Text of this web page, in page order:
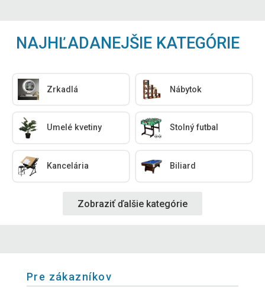
NAJHĽADANEJŠIE KATEGÓRIE
Zrkadlá Nábytok
Umelé kvetiny Stolný futbal
Kancelária Biliard
Zobraziť ďalšie kategórie
Pre zákazníkov